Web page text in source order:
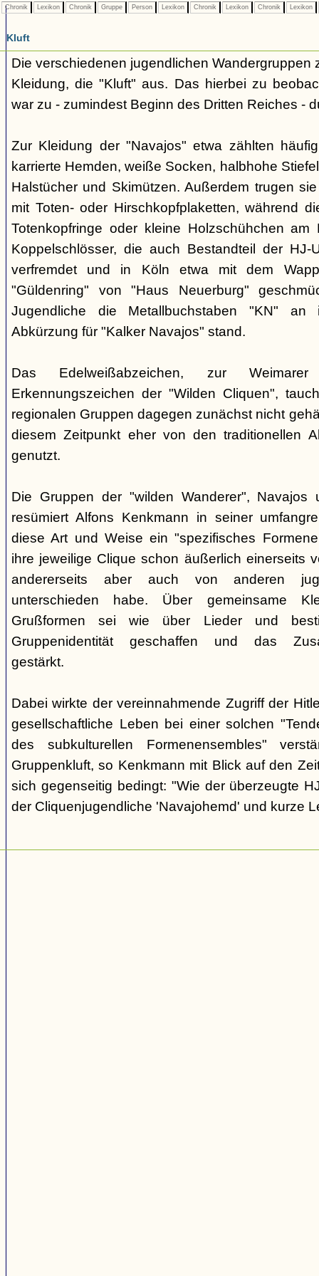
Chronik Lexikon Chronik Gruppe Person Lexikon Chronik Lexikon Chronik Lexikon
Kluft
Die verschiedenen jugendlichen Wandergruppen
Kleidung, die "Kluft" aus. Das hierbei zu
war zu - zumindest Beginn des Dritten Reiches -
Zur Kleidung der "Navajos" etwa zählten
karrierte Hemden, weiße Socken, halbhohe
Halstücher und Skimützen. Außerdem trugen
mit Toten- oder Hirschkopfplaketten, während
Totenkopfringe oder kleine Holzschühchen am
Koppelschlösser, die auch Bestandteil der HJ-
verfremdet und in Köln etwa mit dem
"Güldenring" von "Haus Neuerburg"
Jugendliche die Metallbuchstaben "KN"
Abkürzung für "Kalker Navajos" stand.
Das Edelweißabzeichen, zur
Erkennungszeichen der "Wilden Cliquen",
regionalen Gruppen dagegen zunächst nicht
diesem Zeitpunkt eher von den traditionellen
genutzt.
Die Gruppen der "wilden Wanderer", Navajos
resümiert Alfons Kenkmann in seiner
diese Art und Weise ein "spezifisches
ihre jeweilige Clique schon äußerlich einerseits
andererseits aber auch von anderen
unterschieden habe. Über gemeinsame
Grußformen sei wie über Lieder und
Gruppenidentität geschaffen und das
gestärkt.
Dabei wirkte der vereinnahmende Zugriff der
gesellschaftliche Leben bei einer solchen
des subkulturellen Formenensembles"
Gruppenkluft, so Kenkmann mit Blick auf den
sich gegenseitig bedingt: "Wie der überzeugte
der Cliquenjugendliche 'Navajohemd' und kurze